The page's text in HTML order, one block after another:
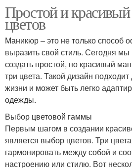
Простой и
цветов
Маникюр – это не только способ
выразить свой стиль. Сегодня
создать простой, но красивый
три цвета. Такой дизайн
жизни и может быть легко
одежды.
Выбор цветовой гаммы
Первым шагом в создании
является выбор цветов. Три
гармонировать между собой и
настроению или стилю. Вот